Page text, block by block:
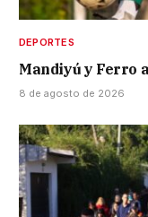
DEPORTES
Mandiyú y Ferro
8 de agosto de 2026